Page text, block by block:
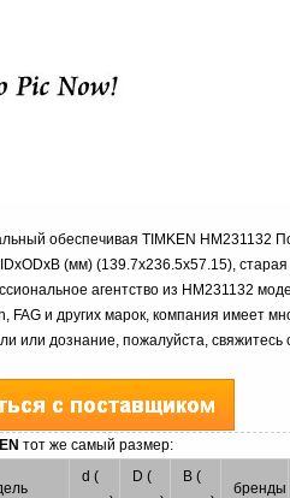
обеспечивая TIMKEN HM231132
(мм) (139.7x236.5x57.15),
агентство из HM231132
FAG и других марок, компания имеет
или дознание, пожалуйста, свяжитесь
тот же самый размер:
d (
D (
B (
бренды